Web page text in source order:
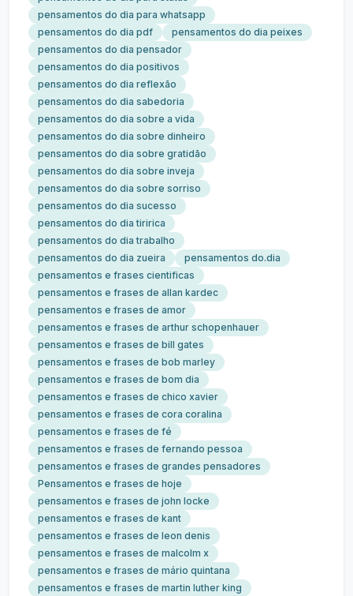
pensamentos do dia para whatsapp
pensamentos do dia pdf
pensamentos do dia peixes
pensamentos do dia pensador
pensamentos do dia positivos
pensamentos do dia reflexão
pensamentos do dia sabedoria
pensamentos do dia sobre a vida
pensamentos do dia sobre dinheiro
pensamentos do dia sobre gratidão
pensamentos do dia sobre inveja
pensamentos do dia sobre sorriso
pensamentos do dia sucesso
pensamentos do dia tiririca
pensamentos do dia trabalho
pensamentos do dia zueira
pensamentos do.dia
pensamentos e frases cientificas
pensamentos e frases de allan kardec
pensamentos e frases de amor
pensamentos e frases de arthur schopenhauer
pensamentos e frases de bill gates
pensamentos e frases de bob marley
pensamentos e frases de bom dia
pensamentos e frases de chico xavier
pensamentos e frases de cora coralina
pensamentos e frases de fé
pensamentos e frases de fernando pessoa
pensamentos e frases de grandes pensadores
Pensamentos e frases de hoje
pensamentos e frases de john locke
pensamentos e frases de kant
pensamentos e frases de leon denis
pensamentos e frases de malcolm x
pensamentos e frases de mário quintana
pensamentos e frases de martin luther king